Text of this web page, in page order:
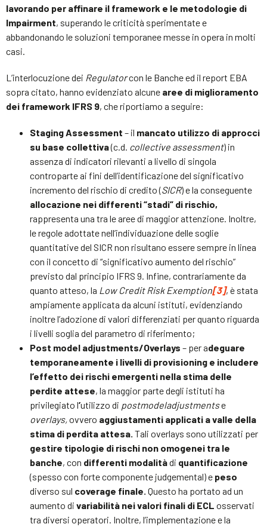
lavorando per affinare il framework e le metodologie di
Impairment, superando le criticità sperimentate e
abbandonando le soluzioni temporanee messe in opera in molti
casi.
L’interlocuzione dei Regulatorcon le Banche ed il report EBA
sopra citato, hanno evidenziato alcune aree di miglioramento
dei framework IFRS 9, che riportiamo a seguire:
Staging Assessment – il mancato utilizzo di approcci
su base collettiva(c.d. collective assessment) in
assenza di indicatori rilevanti a livello di singola
controparte ai fini dell’identificazione del significativo
incremento del rischio di credito (SICR) e la conseguente
allocazione nei differenti “stadi” di rischio,
rappresenta una tra le aree di maggior attenzione. Inoltre,
le regole adottate nell’individuazione delle soglie
quantitative del SICR non risultano essere sempre in linea
con il concetto di “significativo aumento del rischio”
previsto dal principio IFRS 9. Infine, contrariamente da
quanto atteso, la Low Credit Risk Exemption[3], è stata
ampiamente applicata da alcuni istituti, evidenziando
inoltre l’adozione di valori differenziati per quanto riguarda
i livelli soglia del parametro di riferimento;
Post model adjustments/Overlays – per adeguare
temporaneamente i livelli di provisioning e includere
l’effetto dei rischi emergenti nella stima delle
perdite attese, la maggior parte degli istituti ha
privilegiato l’utilizzo di postmodeladjustmentse
overlays,ovvero aggiustamenti applicati a valle della
stima di perdita attesa. Tali overlays sono utilizzati per
gestire tipologie di rischi non omogenei tra le
banche, con differenti modalitàdi quantificazione
(spesso con forte componente judgemental) e peso
diverso sul coverage finale. Questo ha portato ad un
aumento di variabilità nei valori finali di ECL osservati
tra diversi operatori. Inoltre, l’implementazione e la